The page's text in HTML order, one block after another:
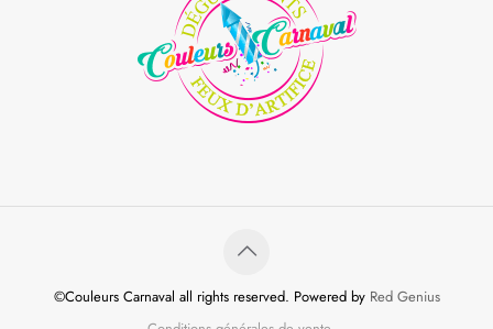
©Couleurs Carnaval all rights reserved. Powered by Red Genius